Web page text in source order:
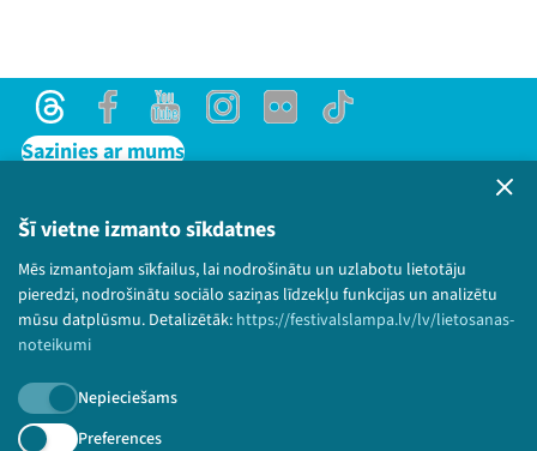
Šī vietne izmanto sīkdatnes
Mēs izmantojam sīkfailus, lai nodrošinātu un uzlabotu lietotāju
pieredzi, nodrošinātu sociālo saziņas līdzekļu funkcijas un analizētu
mūsu datplūsmu. Detalizētāk: https://festivalslampa.lv/lv/lietosanas-
noteikumi
Nepieciešams
Preferences
ThreadsFacebookYoutubeInstagram
Flick TikTok
Sazinies ar mums
Lietošanas noteikumi un sīkdatņu politika
Bērnu aizsardzības politika
© 2026 Sarunu festivāls LAMPA Visas tiesības
paturētas.
Piesakies jaunumiem!